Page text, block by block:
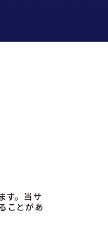
す。当サ
ことがあ